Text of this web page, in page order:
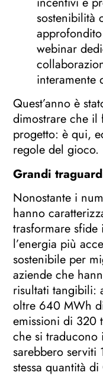
sostenibilità
webinar
Quest’anno è
dimostrare che
progetto: è qui,
regole del gioco.
Grandi
Nonostante i
hanno
trasformare
l’energia più
sostenibile per
aziende che
risultati tangibili:
oltre 640 MWh
emissioni di 320
che si traducono
sarebbero serviti
stessa quantità